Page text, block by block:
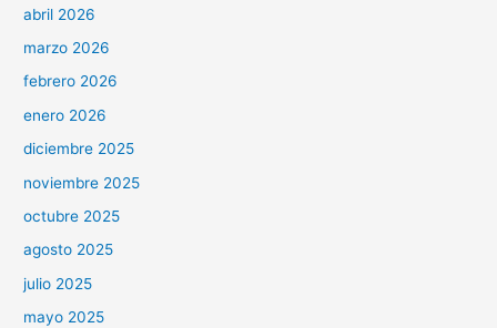
abril 2026
marzo 2026
febrero 2026
enero 2026
diciembre 2025
noviembre 2025
octubre 2025
agosto 2025
julio 2025
mayo 2025